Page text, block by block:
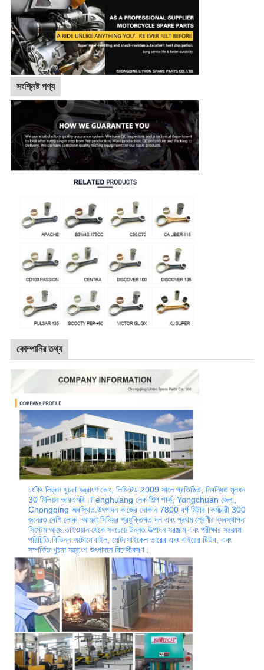
সংশ্লিষ্ট পণ্য
কোম্পানির তথ্য
চংকিং লিট্রন খুচরা যন্ত্রাংশ কোং, লিমিটেড 2009 সালে প্রতিষ্ঠিত, নিবন্ধিত মূলধন
30 মিলিয়ন আরএমবি।Fenghuang লেক শিল্প পার্ক, Yongchuan জেলা,
Chongqing অবস্থিত.উৎপাদন কাজের দোকান 7800 বর্গ মিটার।কর্মচারী 300
জনেরও বেশি লোক।আমরা সিনিয়র প্রযুক্তিগত দল এবং প্রথম শ্রেণীর ব্যবস্থাপনা
সিস্টেম আছে.তাইওয়ান থেকে সবচেয়ে উন্নত উত্পাদন সরঞ্জাম এবং পরীক্ষার সরঞ্জাম
পরিচিতি.বিভিন্ন অটোমোবাইল, মোটরসাইকেল তারের এবং বাইরের টিউব, এবং
সম্পর্কিত খুচরা যন্ত্রাংশ উৎপাদনে বিশেষীকরণ।